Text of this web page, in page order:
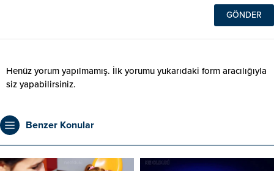
Henüz yorum yapılmamış. İlk yorumu yukarıdaki form aracılığıyla
siz yapabilirsiniz.
Benzer Konular